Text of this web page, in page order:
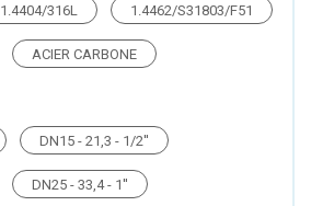
1.4404/316L 1.4462/S31803/F51
ACIER CARBONE
DN15 - 21,3 - 1/2''
DN25 - 33,4 - 1''